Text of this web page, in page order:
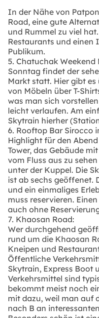
In der Nähe von
Road, eine gute
und Rummel zu viel
Restaurants und einen
Publikum.
5. Chatuchak
Sonntag findet der
Markt statt. Hier gibt es
von Möbeln über T-
was man sich
leicht verlaufen. Am
Skytrain hierher
6. Rooftop Bar Sirocco
Highlight für den
Tower, das Gebäude
vom Fluss aus zu
unter der Kuppel. Die
ist ab sechs geöffenet.
und ein einmaliges
muss reservieren.
auch ohne
7. Khaosan Road:
Wer durchgehend
rund um die Khaosan
Kneipen und
Öffentliche
Skytrain, Express Boot
Verkehrsmittel sind
bekommt meist noch
mit dazu, weil man auf
nach B an